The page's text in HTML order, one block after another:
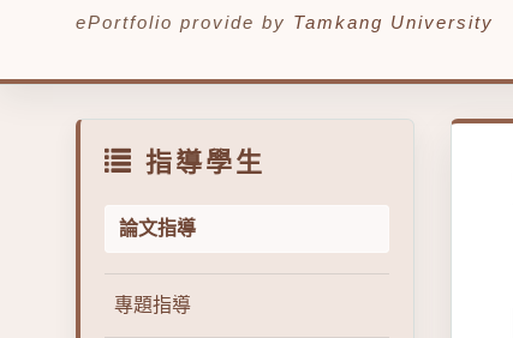
ePortfolio provide by Tamkang University
指導學生
論文指導
專題指導